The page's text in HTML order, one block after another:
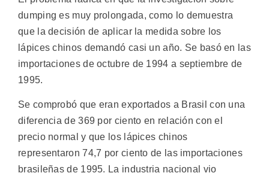
dumping es muy prolongada, como lo demuestra
que la decisión de aplicar la medida sobre los
lápices chinos demandó casi un año. Se basó en las
importaciones de octubre de 1994 a septiembre de
1995.
Se comprobó que eran exportados a Brasil con una
diferencia de 369 por ciento en relación con el
precio normal y que los lápices chinos
representaron 74,7 por ciento de las importaciones
brasileñas de 1995. La industria nacional vio